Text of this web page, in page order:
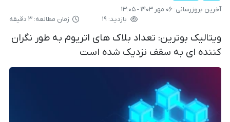
آخرین بروزرسانی: ۰۶ مهر ۱۴۰۳ - ۱۳:۰۵
بازدید: ۱۹
زمان مطالعه: ۳ دقیقه
ویتالیک بوترین: تعداد بلاک های اتریوم به طور نگران
کننده ای به سقف نزدیک شده است